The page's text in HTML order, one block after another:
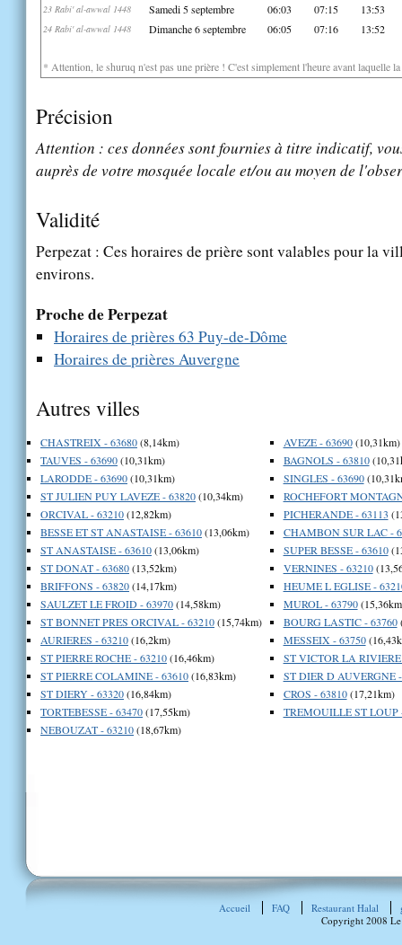
23 Rabi' al-awwal 1448 Samedi 5 septembre 06:03 07:15 13:53
24 Rabi' al-awwal 1448 Dimanche 6 septembre 06:05 07:16 13:52
* Attention, le shuruq n'est pas une prière ! C'est simplement l'heure avant laquelle
Précision
Attention : ces données sont fournies à titre indicatif,
auprès de votre mosquée locale et/ou au moyen de
Validité
Perpezat : Ces horaires de prière sont valables pour la
environs.
Proche de Perpezat
Horaires de prières 63 Puy-de-Dôme
Horaires de prières Auvergne
Autres villes
CHASTREIX - 63680(8,14km)
TAUVES - 63690(10,31km)
LARODDE - 63690(10,31km)
ST JULIEN PUY LAVEZE - 63820(10,34km)
ORCIVAL - 63210(12,82km)
BESSE ET ST ANASTAISE - 63610(13,06km)
ST ANASTAISE - 63610(13,06km)
ST DONAT - 63680(13,52km)
BRIFFONS - 63820(14,17km)
SAULZET LE FROID - 63970(14,58km)
ST BONNET PRES ORCIVAL - 63210(15,74km)
AURIERES - 63210(16,2km)
ST PIERRE ROCHE - 63210(16,46km)
ST PIERRE COLAMINE - 63610(16,83km)
ST DIERY - 63320(16,84km)
TORTEBESSE - 63470(17,55km)
NEBOUZAT - 63210(18,67km)
AVEZE - 63690(10,31km)
BAGNOLS - 63810
SINGLES - 63690
ROCHEFORT
PICHERANDE - 63113
CHAMBON SUR LAC -
SUPER BESSE - 63610
VERNINES - 63210
HEUME L EGLISE -
MUROL - 63790
BOURG LASTIC - 63760
MESSEIX - 63750
ST VICTOR LA RIVIERE
ST DIER D AUVERGNE
CROS - 63810(17,21km)
TREMOUILLE ST LOUP
Accueil FAQ Restaurant Halal
Copyright 2008